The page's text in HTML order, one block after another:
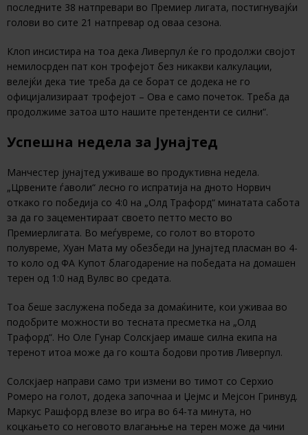
последните 38 натпревари во Премиер лигата, постигнувајќи
голови во сите 21 натпревар од оваа сезона.
Клоп инсистира на тоа дека Ливерпул ќе го продолжи својот
немилосрден пат кон трофејот без никакви калкулации,
велејќи дека тие треба да се борат се додека не го
официјализираат трофејот – Ова е само почеток. Треба да
продолжиме затоа што нашите претенденти се силни“.
Успешна недела за Јунајтед
Манчестер јунајтед уживаше во продуктивна недела.
„Црвените ѓаволи“ лесно го испратија на дното Норвич
откако го победија со 4:0 на „Олд Трафорд“ минатата сабота
за да го зацементираат своето петто место во
Премиерлигата. Во меѓувреме, со голот во второто
полувреме, Хуан Мата му обезбеди на Јунајтед пласман во 4-
то коло од ФА Купот благодарение на победата на домашен
терен од 1:0 над Вулвс во средата.
Тоа беше заслужена победа за домаќините, кои уживаа во
подобрите можности во тесната пресметка на „Олд
Трафорд“. Но Оле Гунар Солскјаер имаше силна екипа на
теренот итоа може да го кошта бодови против Ливерпул.
Солскјаер направи само три измени во тимот со Серхио
Ромеро на голот, додека започнаа и Џејмс и Мејсон Гринвуд.
Маркус Рашфорд влезе во игра во 64-та минута, но
коцкањето со неговото влагањње на терен може да чини